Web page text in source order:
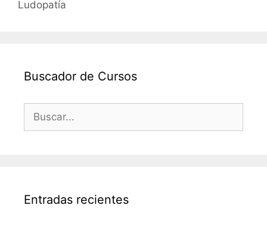
Ludopatía
Buscador de Cursos
Buscar:
Entradas recientes